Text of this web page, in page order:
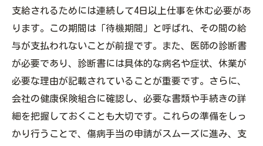
支給されるためには連続して4日以上仕事を休む必要があ
ります。この期間は「待機期間」と呼ばれ、その間の給
与が支払われないことが前提です。また、医師の診断書
が必要であり、診断書には具体的な病名や症状、休業が
必要な理由が記載されていることが重要です。さらに、
会社の健康保険組合に確認し、必要な書類や手続きの詳
細を把握しておくことも大切です。これらの準備をしっ
かり行うことで、傷病手当の申請がスムーズに進み、支